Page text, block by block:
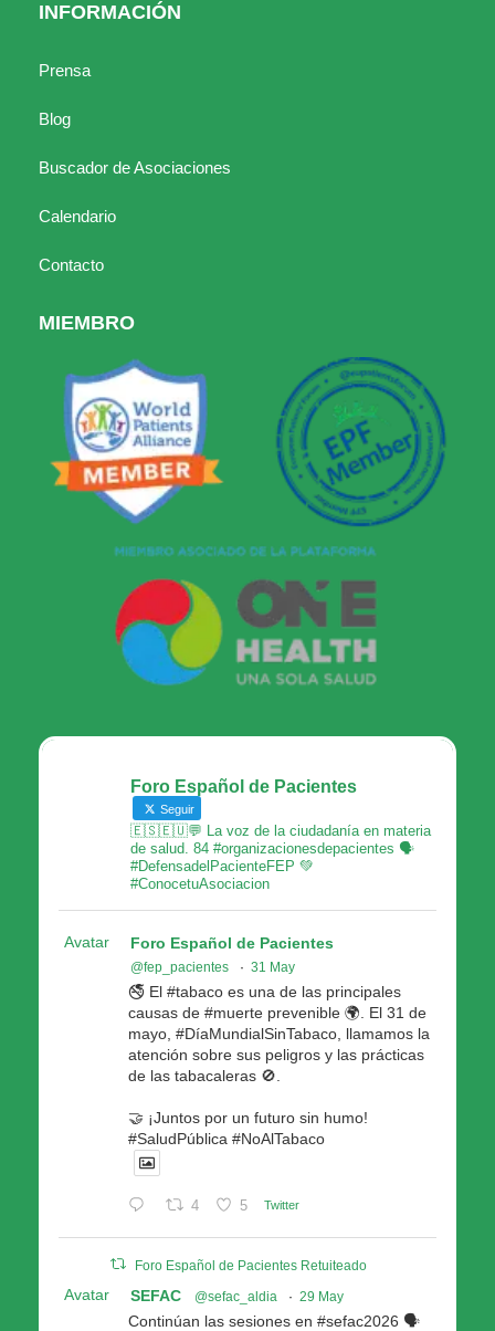
INFORMACIÓN
Prensa
Blog
Buscador de Asociaciones
Calendario
Contacto
MIEMBRO
Foro Español de Pacientes
Seguir
🇪🇸🇪🇺💬 La voz de la ciudadanía en materia
de salud. 84 #organizacionesdepacientes 🗣
#DefensadelPacienteFEP 💚
#ConocetuAsociacion
Avatar Foro Español de Pacientes
@fep_pacientes · 31 May
🚭 El #tabaco es una de las principales
causas de #muerte prevenible 🌍. El 31 de
mayo, #DíaMundialSinTabaco, llamamos la
atención sobre sus peligros y las prácticas
de las tabacaleras 🚫.
🤝 ¡Juntos por un futuro sin humo!
#SaludPública #NoAlTabaco
4 5 Twitter
Foro Español de Pacientes Retuiteado
Avatar SEFAC @sefac_aldia · 29 May
Continúan las sesiones en #sefac2026 🗣️